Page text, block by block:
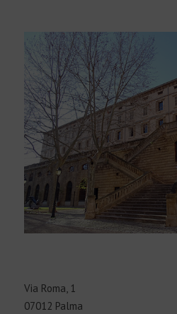
Via Roma, 1
07012 Palma